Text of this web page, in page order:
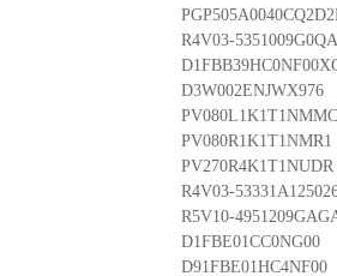
R4V03-
D3W002ENJWX976
PV080L1K1T1NMMC
PV080R1K1T1NMR1
PV270R4K1T1NUDR
R4V03-
R5V10-
D1FBE01CC0NG00
D91FBE01HC4NF00